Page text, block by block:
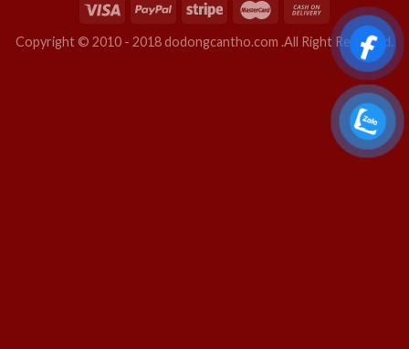
Copyright © 2010 - 2018 dodongcantho.com .All Right Reserved.